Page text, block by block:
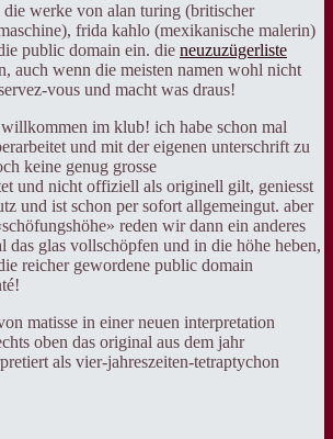
die werke von alan turing (britischer
frida kahlo (mexikanische malerin)
public domain ein. die neuzuzügerliste
auch wenn die meisten namen wohl nicht
vous und macht was draus!
im klub! ich habe schon mal
und mit der eigenen unterschrift zu
keine genug grosse
und nicht offiziell als originell gilt, geniesst
und ist schon per sofort allgemeingut. aber
reden wir dann ein anderes
das glas vollschöpfen und in die höhe heben,
reicher gewordene public domain
oben das original aus dem jahr
als vier-jahreszeiten-tetraptychon